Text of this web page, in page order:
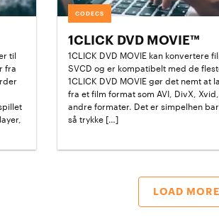
til
fra
CODECS
1CLICK DVD MOVIE™
1CLICK DVD MOVIE kan konvertere
SVCD og er kompatibelt med de
1CLICK DVD MOVIE gør det nemt at
fra et film format som AVI, DivX, Xvid,
andre formater. Det er simpelhen
så trykke […]
LOAD MORE